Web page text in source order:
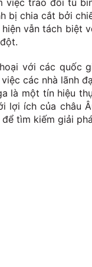
việc trao đổi tù
bị chia cắt bởi
vẫn tách biệt
với các quốc
các nhà lãnh
là một tín hiệu
lợi ích của châu
tìm kiếm giải